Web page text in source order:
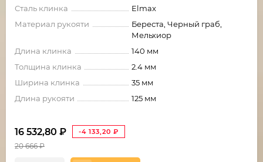
Сталь клинка
Elmax
Материал рукояти
Береста, Черный граб,
Мельхиор
Длина клинка
140 мм
Толщина клинка
2.4 мм
Ширина клинка
35 мм
Длина рукояти
125 мм
16 532,80 ₽ -4 133,20 ₽
20 666₽